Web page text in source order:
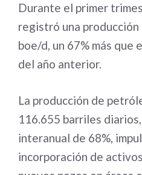
Durante el primer
registró una
boe/d, un 67% más que
del año anterior.
La producción de
116.655 barriles diarios,
interanual de 68%,
incorporación de